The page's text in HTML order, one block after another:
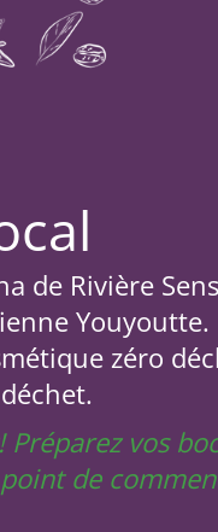
de Rivière
zéro
vos
de